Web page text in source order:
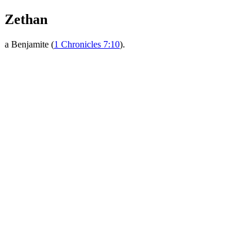
Zethan
a Benjamite (1 Chronicles 7:10).